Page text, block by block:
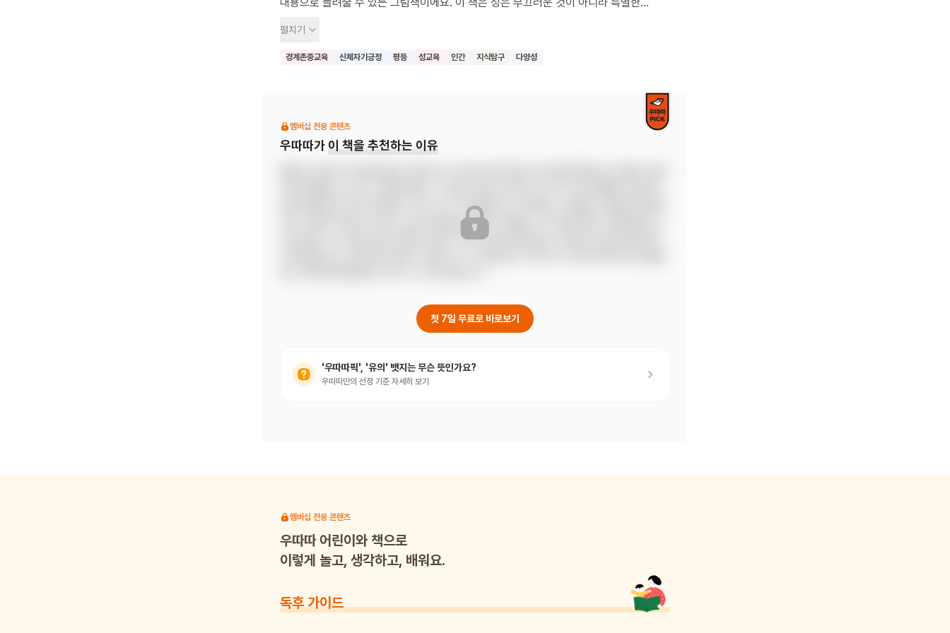
사실대로 알려주어요. 어른이 되면서 자라는 남녀의 몸을 현실적인 비율로 그려 성에 대한
고정관념도 걷어내 줍니다. 친숙한 일상 속에서의 쉽고 자연스러운 표현으로, 어린이의
펼치기
경계존중교육 신체자기긍정 평등 성교육 인간 지식탐구 다양성
멤버십 전용 콘텐츠
우따따가 이 책을 추천하는 이유
바른 관점으로 성기의 명칭과 기능, 아기가 만들어지고 탄생하는 과정을 사실대로 알려주
어요. 어른이 되면서 자라는 남녀의 몸을 현실적인 비율로 그려 성에 대한 고정관념도 걷
어내 줍니다. 친숙한 일상 속에서의 쉽고 자연스러운 표현으로, 어린이의 눈높이에 맞게
첫 7일 무료로 바로보기
'우따따픽', '유의' 뱃지는 무슨 뜻인가요?
우따따만의 선정 기준 자세히 보기
멤버십 전용 콘텐츠
우따따어린이와 책으로
이렇게 놀고, 생각하고, 배워요.
독후 가이드